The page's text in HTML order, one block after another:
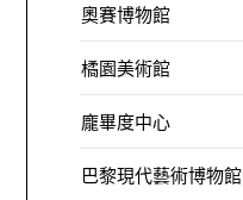
奧賽博物館
橘園美術館
龐畢度中心
巴黎現代藝術博物館